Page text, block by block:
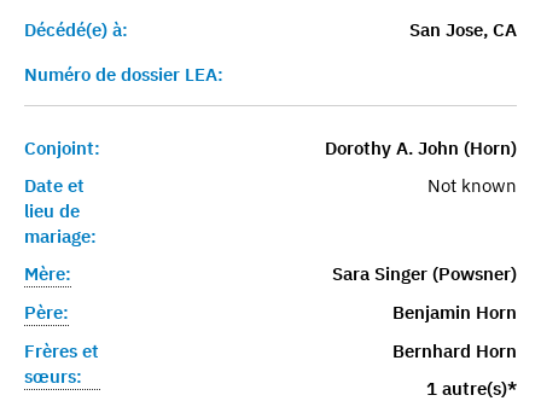
Décédé(e) à:
San Jose, CA
Numéro de dossier LEA:
Conjoint:
Dorothy A. John (Horn)
Date et
lieu de
mariage:
Not known
Mère:
Sara Singer (Powsner)
Père:
Benjamin Horn
Frères et
sœurs:
Bernhard Horn
1 autre(s)*